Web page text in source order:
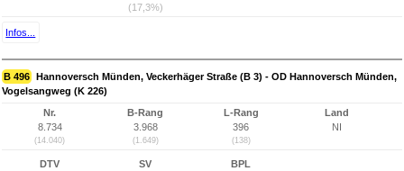
(17,3%)
Infos...
B 496 Hannoversch Münden, Veckerhäger Straße (B 3) - OD Hannoversch Münden,
Vogelsangweg (K 226)
Nr.
8.734
(14.040)
B-Rang
3.968
(1.649)
L-Rang
396
(138)
Land
NI
DTV
SV
BPL